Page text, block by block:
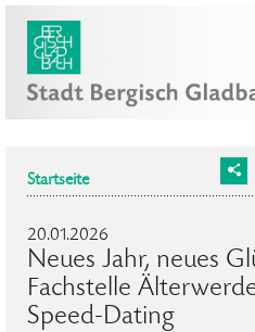
Startseite
20.01.2026
Neues Jahr, neues
Fachstelle
Speed-Dating